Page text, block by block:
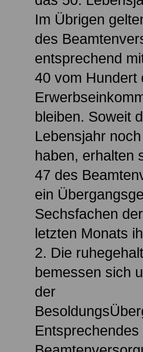
Im Übrigen
des
entsprechend
40 vom Hundert
bleiben. Soweit
Lebensjahr
haben, erhalten
47 des
ein
Sechsfachen
letzten Monats
2. Die
bemessen sich
der